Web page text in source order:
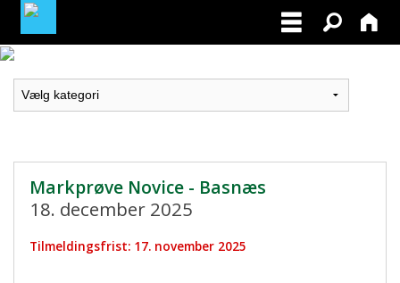
LOGIN / PROFIL
Markprøve Novice - Basnæs
18. december 2025
Tilmeldingsfrist: 17. november 2025